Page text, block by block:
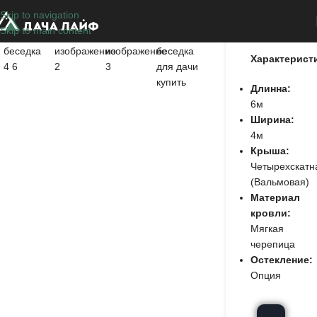
Skip to navigation
Skip to main content
Длинна:
6м
Ширина:
4м
Крыша:
(Вальмовая)
Материал
кровли:
Мягкая
черепица
Остекление:
Опция